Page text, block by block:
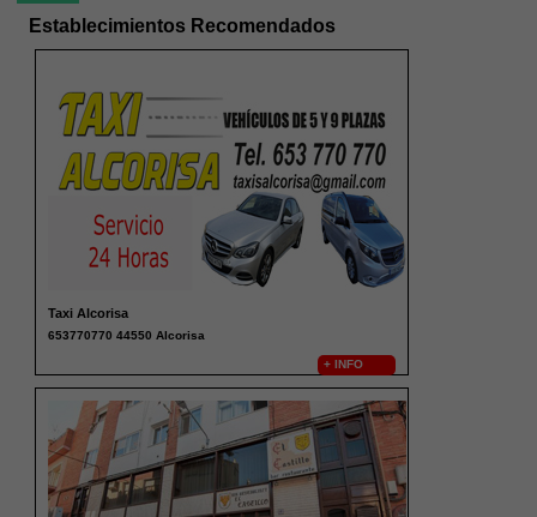
Establecimientos Recomendados
Taxi Alcorisa
653770770 44550 Alcorisa
+ INFO